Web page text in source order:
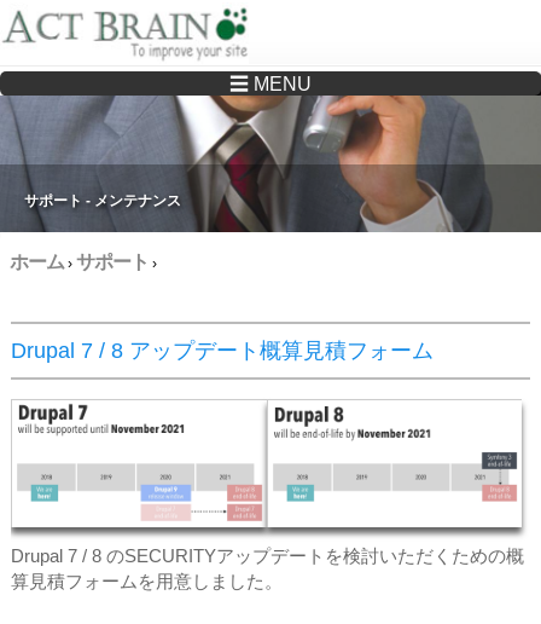
Drupalサイトの制作・保守をどこに頼んでいいか分からない方へ…まずはご相談く
ださい
☰ MENU
サポート - メンテナンス
ホーム› サポート ›
Drupal 7 / 8 アップデート概算見積フォーム
Drupal 7 / 8 のSECURITYアップデートを検討いただくための概
算見積フォームを用意しました。